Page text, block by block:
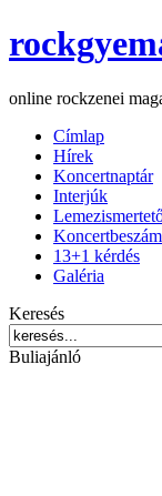
online rockzenei
Címlap
Hírek
Koncertnaptár
Interjúk
13+1 kérdés
Galéria
Keresés
Buliajánló